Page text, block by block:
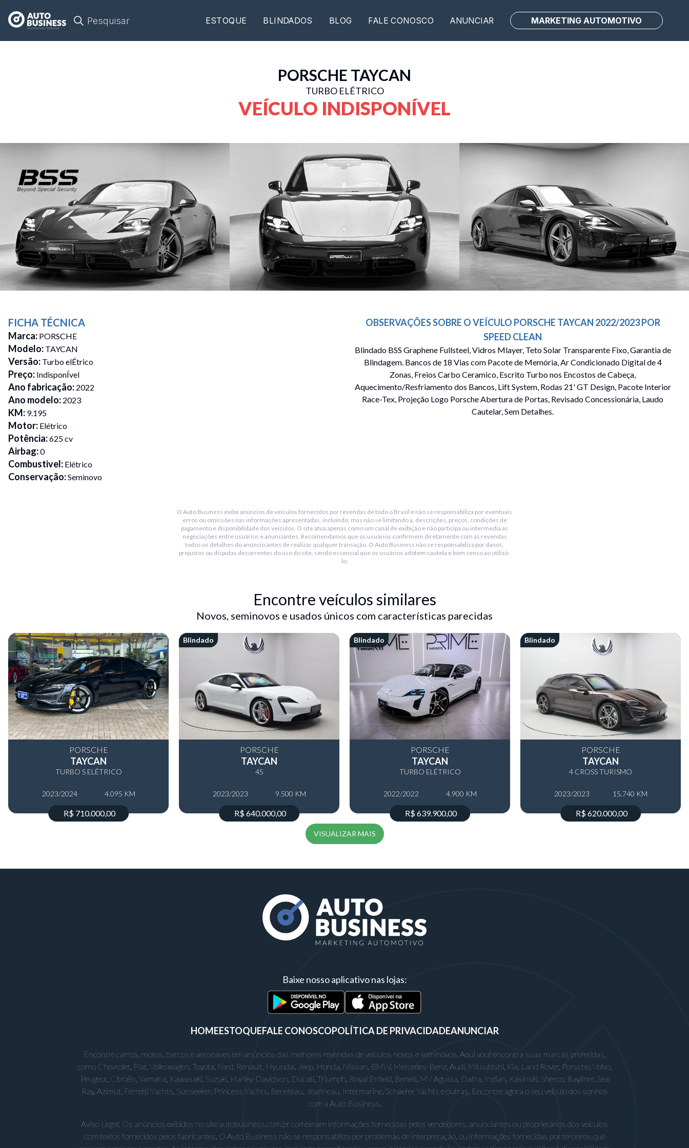
Pesquisar ESTOQUE BLINDADOS BLOG FALE CONOSCO ANUNCIAR MARKETING AUTOMOTIVO
PORSCHE TAYCAN
TURBO ELÉTRICO
VEÍCULO INDISPONÍVEL
FICHA TÉCNICA
Marca: PORSCHE
Modelo: TAYCAN
Versão: Turbo elÉtrico
Preço: IndisponÍvel
Ano fabricação: 2022
Ano modelo: 2023
KM: 9.195
Motor: Elétrico
Potência:625 cv
Airbag:0
Combustivel: Elétrico
Conservação:Seminovo
Sensor de estacionamento:Dianteiro / traseiro / câmeras 360°
OBSERVAÇÕES SOBRE O VEÍCULO PORSCHE TAYCAN 2022/2023POR
SPEED CLEAN
Blindado BSS Graphene Fullsteel, Vidros Mlayer, Teto Solar Transparente Fixo, Garantia de
Blindagem. Bancos de 18 Vias com Pacote de Memória, Ar Condicionado Digital de 4
Zonas, Freios Carbo Ceramico, Escrito Turbo nos Encostos de Cabeça,
Aquecimento/Resfriamento dos Bancos, Lift System, Rodas 21' GT Design, Pacote Interior
Race-Tex, Projeção Logo Porsche Abertura de Portas, Revisado Concessionária, Laudo
Cautelar, Sem Detalhes.
O Auto Business exibe anúncios de veículos fornecidos por revendas de todo o Brasil e não se responsabiliza por eventuais
erros ou omissões nas informações apresentadas, incluindo, mas não se limitando a, descrições, preços, condições de
pagamento e disponibilidade dos veículos. O site atua apenas como um canal de exibição e não participa ou intermedia as
negociações entre usuários e anunciantes. Recomendamos que os usuários confirmem diretamente com as revendas
todos os detalhes do anúncio antes de realizar qualquer transação. O Auto Business não se responsabiliza por danos,
prejuízos ou disputas decorrentes do uso do site, sendo essencial que os usuários adotem cautela e bom senso ao utilizá-
lo.
Encontre veículos similares
Novos, seminovos e usados únicos com características parecidas
PORSCHE
TAYCAN
TURBO S ELÉTRICO
2023/2024 4.095 KM
R$ 710.000,00
Blindado
PORSCHE
TAYCAN
4S
2023/2023 9.500 KM
R$ 640.000,00
Blindado
PORSCHE
TAYCAN
TURBO ELÉTRICO
2022/2022 4.900 KM
R$ 639.900,00
Blindado
PORSCHE
TAYCAN
4 CROSS TURISMO
2023/2023 15.740 KM
R$ 620.000,00
VISUALIZAR MAIS
Baixe nosso aplicativo nas lojas:
HOMEESTOQUEFALE CONOSCOPOLÍTICA DE PRIVACIDADEANUNCIAR
Encontre carros, motos, barcos e aeronaves em anúncios das melhores revendas de veículos novos e seminovos. Aqui você encontra suas marcas preferidas,
como Chevrolet, Fiat, Volkswagen, Toyota, Ford, Renault, Hyundai, Jeep, Honda, Nissan, BMW, Mercedes-Benz, Audi, Mitsubishi, Kia, Land Rover, Porsche, Volvo,
Peugeot, Citroën, Yamaha, Kawasaki, Suzuki, Harley-Davidson, Ducati, Triumph, Royal Enfield, Benelli, MV Agusta, Dafra, Indian, Kasinski, Sherco, Bayliner, Sea
Ray, Azimut, Ferretti Yachts, Sunseeker, Princess Yachts, Beneteau, Jeanneau, Intermarine, Schaefer Yachts e outras. Encontre agora o seu veículo dos sonhos
com a Auto Business.
Aviso Legal: Os anúncios exibidos no site autobusiness.com.br combinam informações fornecidas pelos vendedores, anunciantes ou proprietários dos veículos
com textos fornecidos pelos fabricantes. O Auto Business não se responsabiliza por problemas de interpretação, ou informações fornecidas por terceiros que